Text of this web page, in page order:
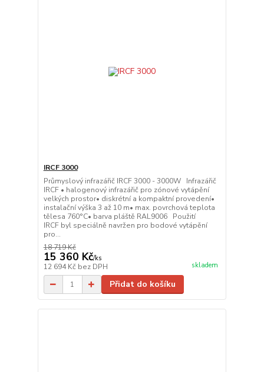
IRCF 3000
Průmyslový infrazářič IRCF 3000 - 3000W Infrazářič
IRCF • halogenový infrazářič pro zónové vytápění
velkých prostor• diskrétní a kompaktní provedení•
instalační výška 3 až 10 m• max. povrchová teplota
tělesa 760°C• barva pláště RAL9006 Použití
IRCF byl speciálně navržen pro bodové vytápění
pro...
18 719 Kč
15 360 Kč/ks
12 694 Kč bez DPH skladem
Přidat do košíku